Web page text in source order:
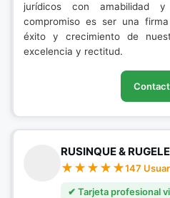
jurídicos con amabilidad y
compromiso es ser una
éxito y crecimiento de
excelencia y rectitud.
RUSINQUE &
147
✔ Tarjeta profesional